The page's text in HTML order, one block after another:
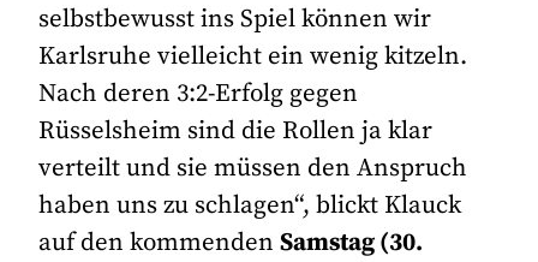
selbstbewusst ins Spiel können wir
Karlsruhe vielleicht ein wenig kitzeln.
Nach deren 3:2-Erfolg gegen
Rüsselsheim sind die Rollen ja klar
verteilt und sie müssen den Anspruch
haben uns zu schlagen“, blickt Klauck
auf den kommendenSamstag (30.